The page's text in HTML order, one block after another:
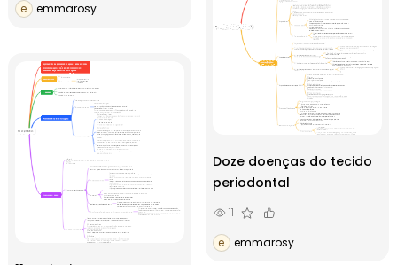
e
emmarosy
Doze doenças do tecido
periodontal
11
e
emmarosy